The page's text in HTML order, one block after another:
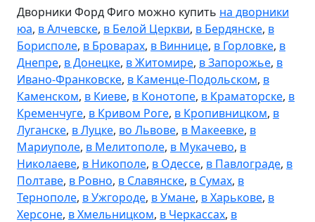
Дворники Форд Фиго можно купить на дворники
юа, в Алчевске, в Белой Церкви, в Бердянске, в
Борисполе, в Броварах, в Виннице, в Горловке, в
Днепре, в Донецке, в Житомире, в Запорожье, в
Ивано-Франковске, в Каменце-Подольском, в
Каменском, в Киеве, в Конотопе, в Краматорске, в
Кременчуге, в Кривом Роге, в Кропивницком, в
Луганске, в Луцке, во Львове, в Макеевке, в
Мариуполе, в Мелитополе, в Мукачево, в
Николаеве, в Никополе, в Одессе, в Павлограде, в
Полтаве, в Ровно, в Славянске, в Сумах, в
Тернополе, в Ужгороде, в Умане, в Харькове, в
Херсоне, в Хмельницком, в Черкассах, в